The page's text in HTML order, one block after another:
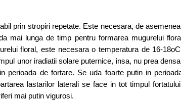
prin stropiri repetate. Este necesara, de
mai lunga de timp pentru formarea mugurelui
floral, este necesara o temperatura de 16-
unor iradiatii solare puternice, insa, nu prea
perioada de fortare. Se uda foarte putin in
lastarilor laterali se face in tot timpul
mai putin vigurosi.